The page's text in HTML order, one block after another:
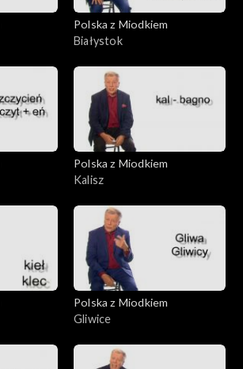
Polska z Miodkiem
Białystok
Polska z Miodkiem
Kalisz
Polska z Miodkiem
Gliwice